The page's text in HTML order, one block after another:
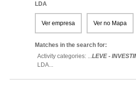
LDA
Ver empresa Ver no Mapa
Matches in the search for:
Activity categories: ...LEVE -
LDA...